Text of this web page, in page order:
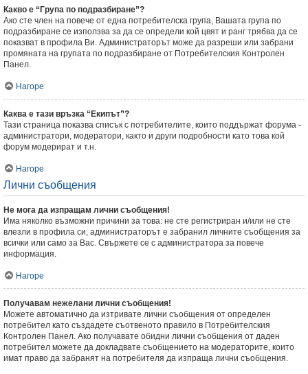
Какво е “Група по подразбиране”?
Ако сте член на повече от една потребителска група, Вашата група по
подразбиране се използва за да се определи кой цвят и ранг трябва да се
показват в профила Ви. Администраторът може да разреши или забрани
промяната на групата по подразбиране от Потребителския Контролен
Панел.
Нагоре
Каква е тази връзка “Екипът”?
Тази страница показва списък с потребителите, които поддържат форума -
администратори, модератори, както и други подробности като това кой
форум модерират и т.н.
Нагоре
Лични съобщения
Не мога да изпращам лични съобщения!
Има няколко възможни причини за това: не сте регистриран и/или не сте
влезли в профила си, администраторът е забранил личните съобщения за
всички или само за Вас. Свържете се с администратора за повече
информация.
Нагоре
Получавам нежелани лични съобщения!
Можете автоматично да изтривате лични съобщения от определен
потребител като създадете съотвеното правило в Потребителския
Контролен Панел. Ако получавате обидни лични съобщения от даден
потребител можете да докладвате съобщението на модераторите, които
имат право да забранят на потребителя да изпраща лични съобщения.